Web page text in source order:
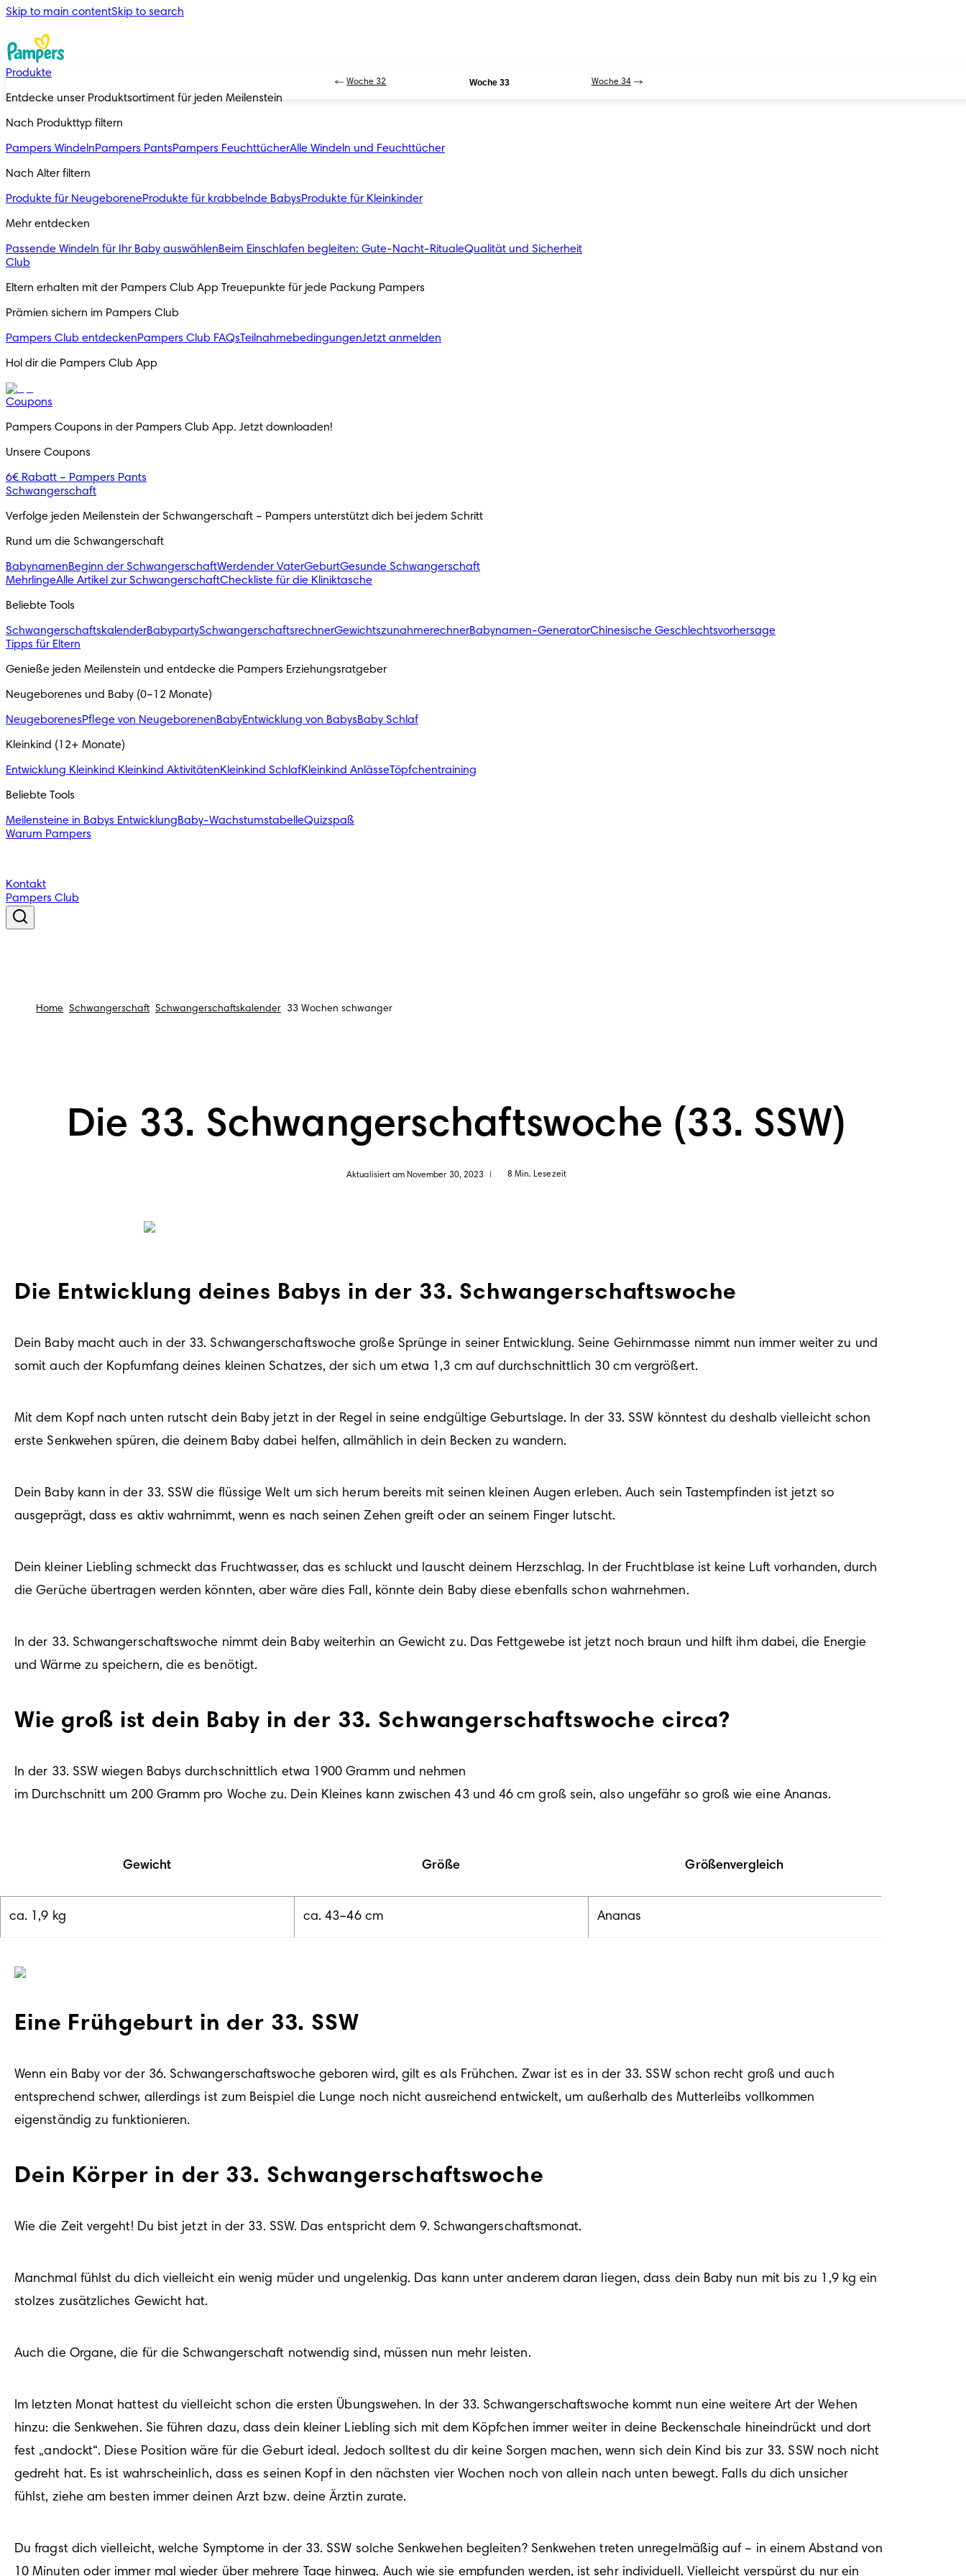
Skip to main contentSkip to search
Produkte
Entdecke unser Produktsortiment für jeden Meilenstein
Nach Produkttyp filtern
Pampers WindelnPampers PantsPampers FeuchttücherAlle Windeln und Feuchttücher
Nach Alter filtern
Produkte für NeugeboreneProdukte für krabbelnde BabysProdukte für Kleinkinder
Mehr entdecken
Passende Windeln für Ihr Baby auswählenBeim Einschlafen begleiten: Gute-Nacht-RitualeQualität und Sicherheit
Club
Eltern erhalten mit der Pampers Club App Treuepunkte für jede Packung Pampers
Prämien sichern im Pampers Club
Pampers Club entdeckenPampers Club FAQsTeilnahmebedingungenJetzt anmelden
Hol dir die Pampers Club App
Coupons
Pampers Coupons in der Pampers Club App. Jetzt downloaden!
Unsere Coupons
6€ Rabatt – Pampers Pants
Schwangerschaft
Verfolge jeden Meilenstein der Schwangerschaft – Pampers unterstützt dich bei jedem Schritt
Rund um die Schwangerschaft
BabynamenBeginn der SchwangerschaftWerdender VaterGeburtGesunde Schwangerschaft
MehrlingeAlle Artikel zur SchwangerschaftCheckliste für die Kliniktasche
Beliebte Tools
SchwangerschaftskalenderBabypartySchwangerschaftsrechnerGewichtszunahmerechnerBabynamen-GeneratorChinesische Geschlechtsvorhersage
Tipps für Eltern
Genieße jeden Meilenstein und entdecke die Pampers Erziehungsratgeber
Neugeborenes und Baby (0–12 Monate)
NeugeborenesPflege von NeugeborenenBabyEntwicklung von BabysBaby Schlaf
Kleinkind (12+ Monate)
Entwicklung Kleinkind Kleinkind AktivitätenKleinkind SchlafKleinkind AnlässeTöpfchentraining
Beliebte Tools
Meilensteine in Babys EntwicklungBaby-WachstumstabelleQuizspaß
Warum Pampers
Kontakt
Pampers Club
Woche 32 Woche 33 Woche 34
Home Schwangerschaft Schwangerschaftskalender 33 Wochen schwanger
Die 33. Schwangerschaftswoche (33. SSW)
Aktualisiert am November 30, 2023 8 Min. Lesezeit
Die Entwicklung deines Babys in der 33. Schwangerschaftswoche
Dein Baby macht auch in der 33. Schwangerschaftswoche große Sprünge in seiner Entwicklung. Seine Gehirnmasse nimmt nun immer weiter zu und
Mit dem Kopf nach unten rutscht dein Baby jetzt in der Regel in seine endgültige Geburtslage. In der 33. SSW könntest du deshalb vielleicht schon
Dein Baby kann in der 33. SSW die flüssige Welt um sich herum bereits mit seinen kleinen Augen erleben. Auch sein Tastempfinden ist jetzt so
Dein kleiner Liebling schmeckt das Fruchtwasser, das es schluckt und lauscht deinem Herzschlag. In der Fruchtblase ist keine Luft vorhanden, durch
In der 33. Schwangerschaftswoche nimmt dein Baby weiterhin an Gewicht zu. Das Fettgewebe ist jetzt noch braun und hilft ihm dabei, die Energie
Wie groß ist dein Baby in der 33. Schwangerschaftswoche circa?
In der 33. SSW wiegen Babys durchschnittlich etwa 1900 Gramm und nehmen
im Durchschnitt um 200 Gramm pro Woche zu. Dein Kleines kann zwischen 43 und 46 cm groß sein, also ungefähr so groß wie eine Ananas.
Gewicht Größe Größenvergleich
ca. 1,9 kg ca. 43–46 cm Ananas
Eine Frühgeburt in der 33. SSW
Wenn ein Baby vor der 36. Schwangerschaftswoche geboren wird, gilt es als Frühchen. Zwar ist es in der 33. SSW schon recht groß und auch
entsprechend schwer, allerdings ist zum Beispiel die Lunge noch nicht ausreichend entwickelt, um außerhalb des Mutterleibs vollkommen
Dein Körper in der 33. Schwangerschaftswoche
Manchmal fühlst du dich vielleicht ein wenig müder und ungelenkig. Das kann unter anderem daran liegen, dass dein Baby nun mit bis zu 1,9 kg ein
Im letzten Monat hattest du vielleicht schon die ersten Übungswehen. In der 33. Schwangerschaftswoche kommt nun eine weitere Art der Wehen
hinzu: die Senkwehen. Sie führen dazu, dass dein kleiner Liebling sich mit dem Köpfchen immer weiter in deine Beckenschale hineindrückt und dort
fest „andockt“. Diese Position wäre für die Geburt ideal. Jedoch solltest du dir keine Sorgen machen, wenn sich dein Kind bis zur 33. SSW noch nicht
gedreht hat. Es ist wahrscheinlich, dass es seinen Kopf in den nächsten vier Wochen noch von allein nach unten bewegt. Falls du dich unsicher
Du fragst dich vielleicht, welche Symptome in der 33. SSW solche Senkwehen begleiten? Senkwehen treten unregelmäßig auf – in einem Abstand von
10 Minuten oder immer mal wieder über mehrere Tage hinweg. Auch wie sie empfunden werden, ist sehr individuell. Vielleicht verspürst du nur ein